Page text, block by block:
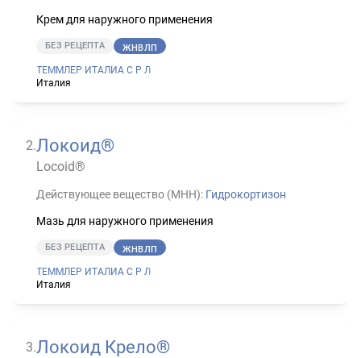
Крем для наружного применения
БЕЗ РЕЦЕПТА ЖНВЛП
ТЕММЛЕР ИТАЛИА С Р Л
Италия
2.Локоид®
Locoid®
Действующее вещество (МНН): Гидрокортизон
Мазь для наружного применения
БЕЗ РЕЦЕПТА ЖНВЛП
ТЕММЛЕР ИТАЛИА С Р Л
Италия
3.Локоид Крело®